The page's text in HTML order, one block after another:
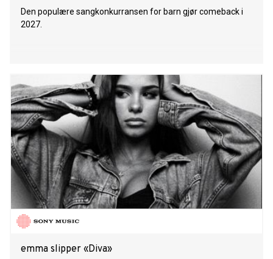
Den populære sangkonkurransen for barn gjør comeback i
2027.
emma slipper «Diva»